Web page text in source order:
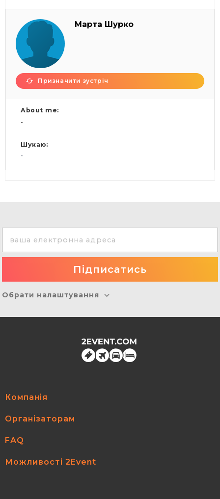
Марта Шурко
Призначити зустріч
About me:
-
Шукаю:
-
Обрати налаштування
Компанія
Організаторам
FAQ
Можливості 2Event